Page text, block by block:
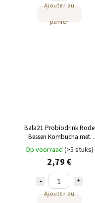
Ajouter au
panier
Bala21 Probiodrink Rode
Bessen Kombucha met
probiotica 330 ml
Op voorraad (>5 stuks)
2,79 €
Ajouter au